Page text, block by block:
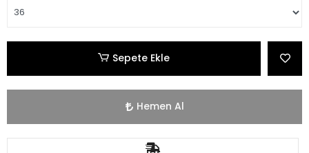
Sepete Ekle
Hemen Al